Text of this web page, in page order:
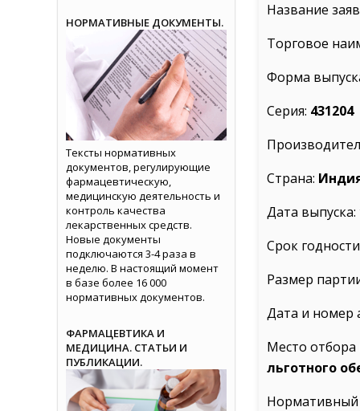
Название
Торговое
Форма
Серия: 431204
Страна:
Дата выпуска:
Срок
Размер
Дата и номер
Место отбора
льготного
Нормативный
НОРМАТИВНЫЕ ДОКУМЕНТЫ.
Тексты нормативных
документов, регулирующие
фармацевтическую,
медицинскую деятельность и
контроль качества
лекарственных средств.
Новые документы
подключаются 3-4 раза в
неделю. В настоящий момент
в базе более 16 000
нормативных документов.
ФАРМАЦЕВТИКА И
МЕДИЦИНА. СТАТЬИ И
ПУБЛИКАЦИИ.